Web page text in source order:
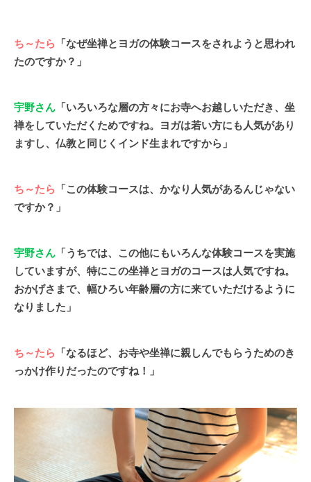
ち～たら 「なぜ坐禅とヨガの体験コースをされようと思われ
たのですか？」
宇野さん 「いろいろな層の方々にお寺へお越しいただき、坐
禅をしていただくためですね。ヨガは若い方にも人気があり
ますし、仏教と同じくインド生まれですから」
ち～たら 「この体験コースは、かなり人気があるんじゃない
ですか？」
宇野さん 「うちでは、この他にもいろんな体験コースを実施
していますが、特にこの坐禅とヨガのコースは人気ですね。
おかげさまで、幅ひろい年齢層の方に来ていただけるように
なりました」
ち～たら 「なるほど、お寺や坐禅に親しんでもらうためのき
っかけ作りだったのですね！」